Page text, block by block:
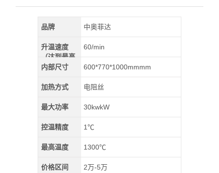
品牌 中奥菲达
升温速度
（达到最高
温）
60/min
内部尺寸 600*770*1000mmmm
加热方式 电阻丝
最大功率 30kwkW
控温精度 1℃
最高温度 1300℃
价格区间 2万-5万